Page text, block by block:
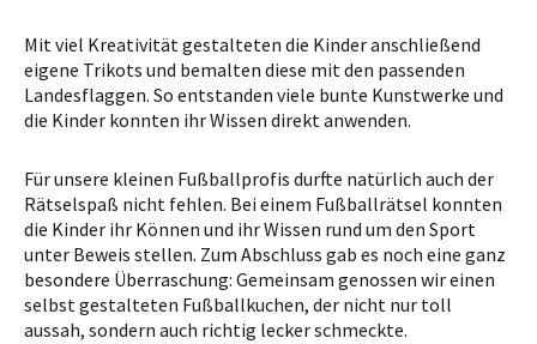
Mit viel Kreativität gestalteten die Kinder anschließend
eigene Trikots und bemalten diese mit den passenden
Landesflaggen. So entstanden viele bunte Kunstwerke und
die Kinder konnten ihr Wissen direkt anwenden.
Für unsere kleinen Fußballprofis durfte natürlich auch der
Rätselspaß nicht fehlen. Bei einem Fußballrätsel konnten
die Kinder ihr Können und ihr Wissen rund um den Sport
unter Beweis stellen. Zum Abschluss gab es noch eine ganz
besondere Überraschung: Gemeinsam genossen wir einen
selbst gestalteten Fußballkuchen, der nicht nur toll
aussah, sondern auch richtig lecker schmeckte.